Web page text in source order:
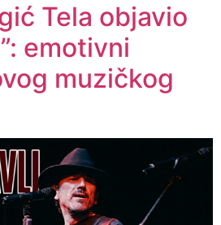
Tela objavio
emotivni
muzičkog